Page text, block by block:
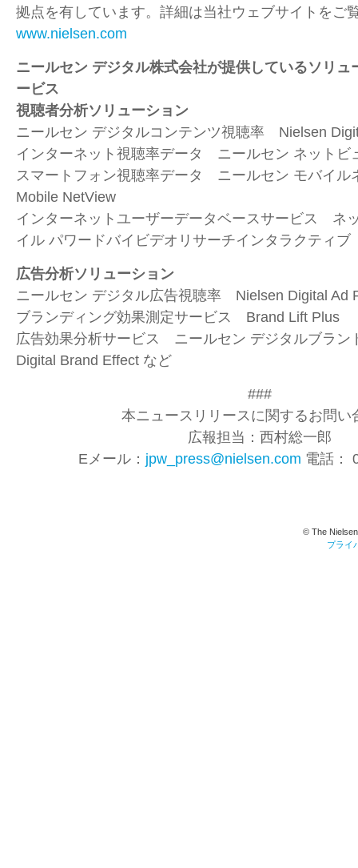
拠点を有しています。詳細は当社ウェブサイトをご
www.nielsen.com
ニールセン デジタル株式会社が提供しているソリュ
ービス
視聴者分析ソリューション
ニールセン デジタルコンテンツ視聴率 Nielsen
インターネット視聴率データ ニールセン ネットビ
スマートフォン視聴率データ ニールセン モバイ
Mobile NetView
インターネットユーザーデータベースサービス ネ
イル パワードバイビデオリサーチインタラクティ
広告分析ソリューション
ニールセン デジタル広告視聴率 Nielsen Digital Ad
ブランディング効果測定サービス Brand Lift Plus
広告効果分析サービス ニールセン デジタルブラ
Digital Brand Effect など
###
本ニュースリリースに関するお問い
広報担当：西村総一郎
Eメール： jpw_press@nielsen.com 電話：
© The
プライ